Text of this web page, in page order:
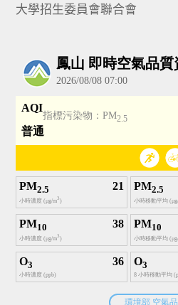
大學招生委員會聯合會